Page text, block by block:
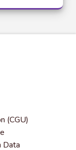
(CGU)
Data